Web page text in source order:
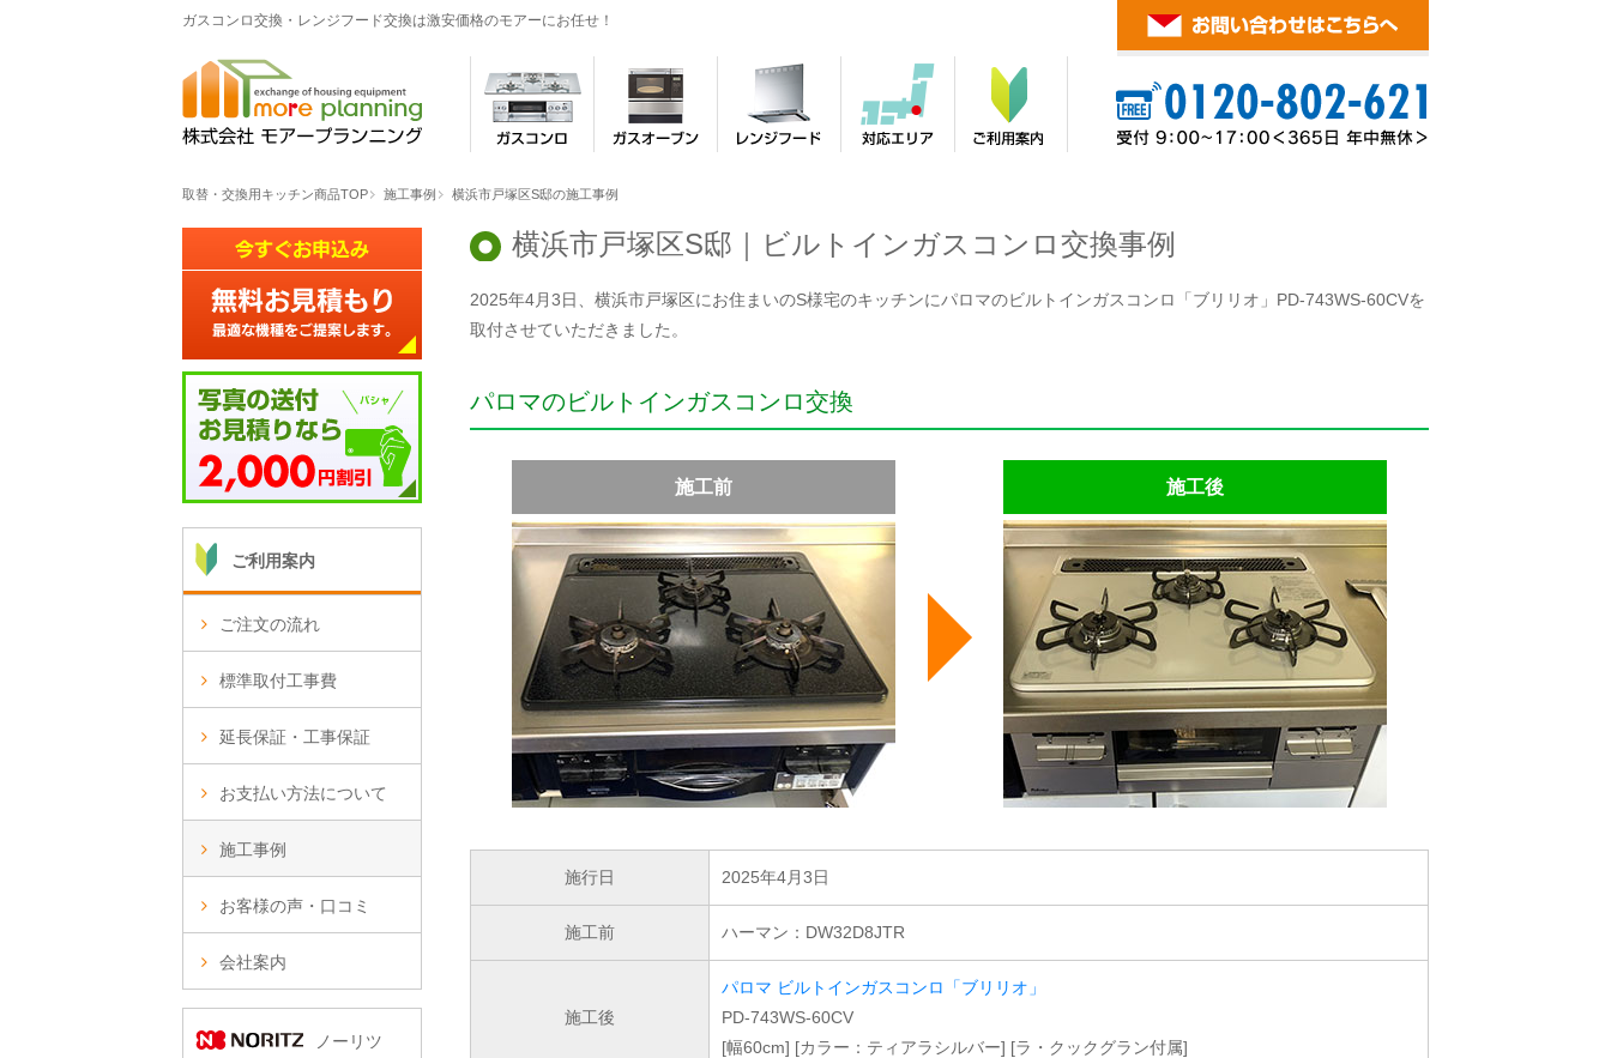
ガスコンロ交換・レンジフード交換は激安価格のモアーにお任せ！
取替・交換用キッチン商品TOP 施工事例 横浜市戸塚区S邸の施工事例
横浜市戸塚区S邸｜ビルトインガスコンロ交換事例
2025年4月3日、横浜市戸塚区にお住まいのS様宅のキッチンにパロマのビルトインガスコンロ「ブリリオ」PD-743WS-60CVを
取付させていただきました。
パロマのビルトインガスコンロ交換
施工前 施工後
施行日 2025年4月3日
施工前 ハーマン：DW32D8JTR
施工後
パロマ ビルトインガスコンロ「ブリリオ」
PD-743WS-60CV
[幅60cm] [カラー：ティアラシルバー] [ラ・クックグラン付属]
ご利用案内
ご注文の流れ
標準取付工事費
延長保証・工事保証
お支払い方法について
施工事例
お客様の声・口コミ
会社案内
ノーリツ